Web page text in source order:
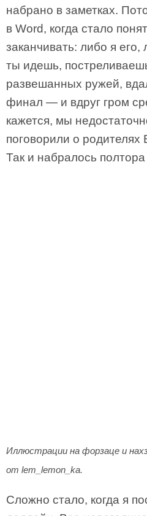
набрано в заметках.
в Word, когда стало
заканчивать: либо я
ты идешь,
развешанных ружей,
финал — и вдруг гром
кажется, мы
поговорили о
Так и набралось
Иллюстрации на форзаце и
от lem_lemon_ka.
Сложно стало, когда я